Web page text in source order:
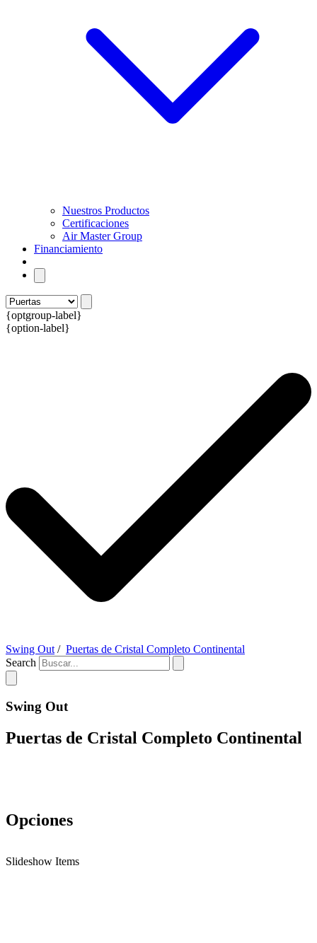
Nuestros Productos
Certificaciones
Air Master Group
Financiamiento
{optgroup-label}
{option-label}
Swing Out / Puertas de Cristal Completo Continental
Search
Swing Out
Puertas de Cristal Completo Continental
Opciones
Slideshow Items